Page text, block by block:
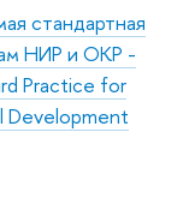
стандартная
НИР и ОКР -
Practice for
Development